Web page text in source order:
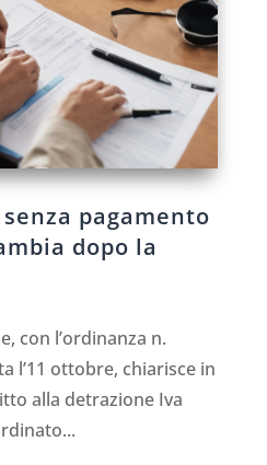
pagamento
dopo la
con l’ordinanza n.
l’11 ottobre, chiarisce in
alla detrazione Iva